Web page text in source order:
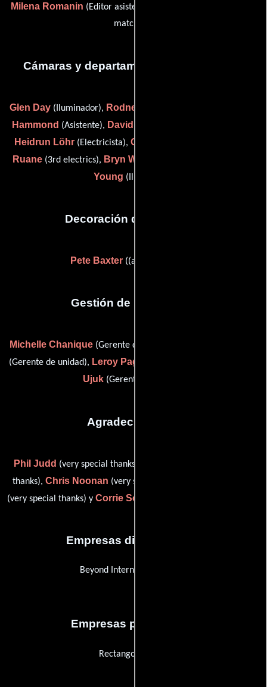
Milena Romanin (Editor asistente) y
matching)
Cámaras y departamento de electricidad
Glen Day(Iluminador), Rodney Evans
Hammond (Asistente), David Hauserman
Heidrun Löhr (Electricista), Geoff Maine
Ruane (3rd electrics), Bryn Whitie
Young (Iluminador)
Decoración de escenario
Pete Baxter ((as Peter Baxter))
Gestión de producción
Michelle Chanique(Gerente de unidad),
(Gerente de unidad), Leroy Page
Ujuk (Gerente de unidad)
Agradecimientos
Phil Judd (very special thanks),
thanks), Chris Noonan (very special thanks),
(very special thanks) y Corrie Soeterboek
Empresas distribuidoras
Beyond International Group
Empresas productoras
Rectango Pty. Ltd.